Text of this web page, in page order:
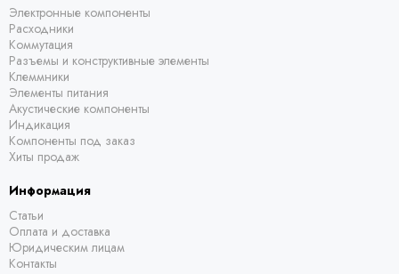
Электронные компоненты
Расходники
Коммутация
Разъемы и конструктивные элементы
Клеммники
Элементы питания
Акустические компоненты
Индикация
Компоненты под заказ
Хиты продаж
Информация
Статьи
Оплата и доставка
Юридическим лицам
Контакты